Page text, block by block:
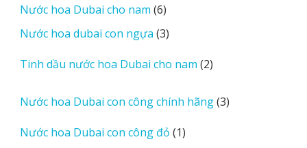
Nước hoa Dubai cho nam 66
sản
phẩm
Nước hoa dubai con ngựa 33
phẩm
Tinh dầu nước hoa Dubai cho nam 22
phẩm
Nước hoa Dubai con công chính hãng 33
Nước hoa Dubai con công đỏ 11